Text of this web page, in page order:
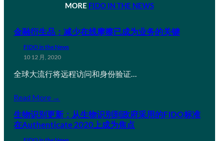
MORE FIDO IN THE NEWS
金融衍生品：减少在线摩擦已成为业务的关键
FIDO in the News
10 12 月, 2020
全球大流行将远程访问和身份验证…
Read More →
生物识别更新：从生物识别到政府采用的FIDO标准
在Authenticate 2020上成为焦点
FIDO in the News